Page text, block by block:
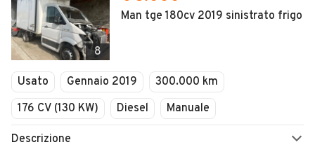
8
Man tge 180cv 2019 sinistrato frigo
Usato Gennaio 2019
300.000 km
176 CV (130 KW)
Diesel Manuale
Descrizione